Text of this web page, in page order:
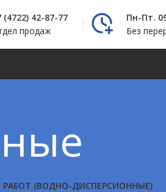
(4722) 42-87-77
продаж
Пн-Пт.
Без
(ВОДНО-ДИСПЕРСИОННЫЕ)